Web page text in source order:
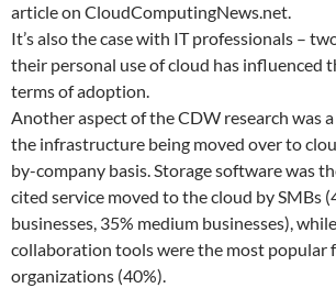
article on CloudComputingNews.net.
It’s also the case with IT professionals –
their personal use of cloud has influenced
terms of adoption.
Another aspect of the CDW research was
the infrastructure being moved over to
by-company basis. Storage software was
cited service moved to the cloud by SMBs
businesses, 35% medium businesses),
collaboration tools were the most popular
organizations (40%).